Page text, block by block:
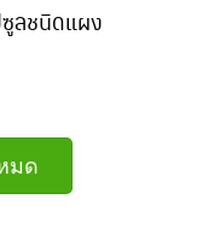
ลชนิดแผง
มด